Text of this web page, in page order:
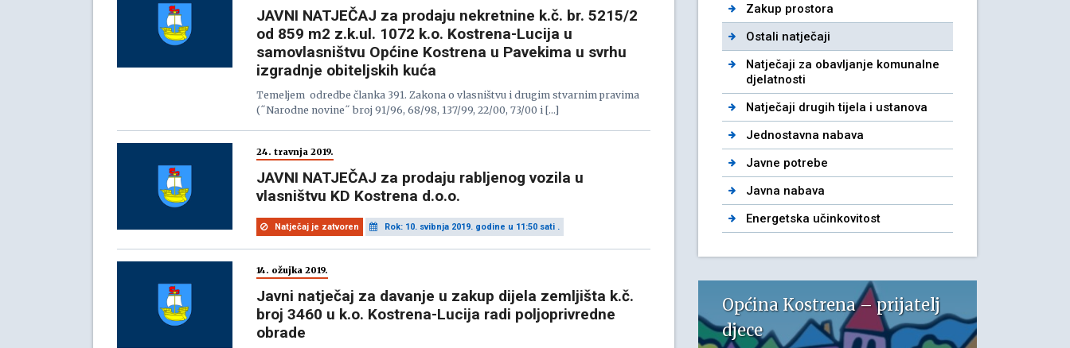
JAVNI NATJEČAJ za prodaju nekretnine k.č. br. 5215/2
od 859 m2 z.k.ul. 1072 k.o. Kostrena-Lucija u
samovlasništvu Općine Kostrena u Pavekima u svrhu
izgradnje obiteljskih kuća
Temeljem odredbe članka 391. Zakona o vlasništvu i drugim stvarnim pravima
(˝Narodne novine˝ broj 91/96, 68/98, 137/99, 22/00, 73/00 i […]
24. travnja 2019.
JAVNI NATJEČAJ za prodaju rabljenog vozila u
vlasništvu KD Kostrena d.o.o.
Natječaj je zatvoren Rok: 10. svibnja 2019. godine u 11:50 sati .
14. ožujka 2019.
Javni natječaj za davanje u zakup dijela zemljišta k.č.
broj 3460 u k.o. Kostrena-Lucija radi poljoprivredne
obrade
Zakup prostora
Ostali natječaji
Natječaji za obavljanje komunalne
djelatnosti
Natječaji drugih tijela i ustanova
Jednostavna nabava
Javne potrebe
Javna nabava
Energetska učinkovitost
Općina Kostrena – prijatelj
djece